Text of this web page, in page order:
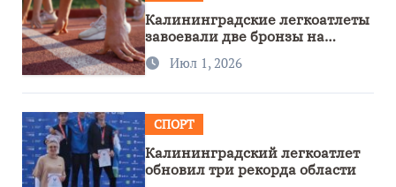
Калининградские легкоатлеты
завоевали две бронзы на
первенстве России
Июл 1, 2026
СПОРТ
Калининградский легкоатлет
обновил три рекорда области